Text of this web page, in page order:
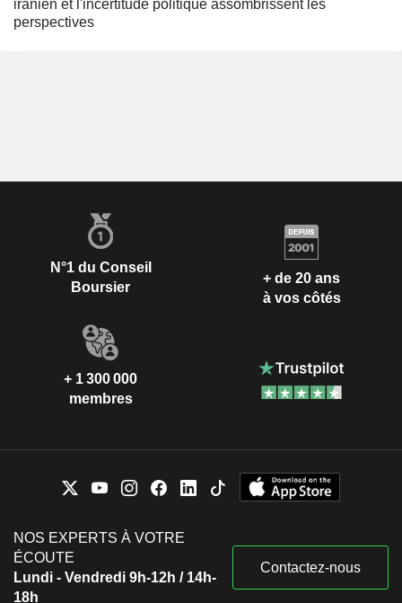
iranien et l'incertitude politique assombrissent les
perspectives
N°1 du Conseil
Boursier
+ de 20 ans
à vos côtés
+ 1 300 000
membres
NOS EXPERTS À VOTRE
ÉCOUTE
Lundi - Vendredi 9h-12h / 14h-
18h
Contactez-nous